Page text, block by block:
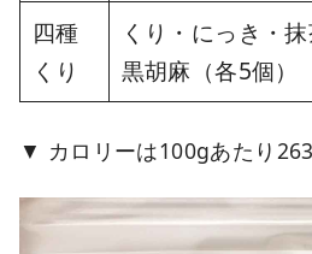
四種
くり
くり・にっき・抹
黒胡麻（各5個）
カロリーは100gあたり